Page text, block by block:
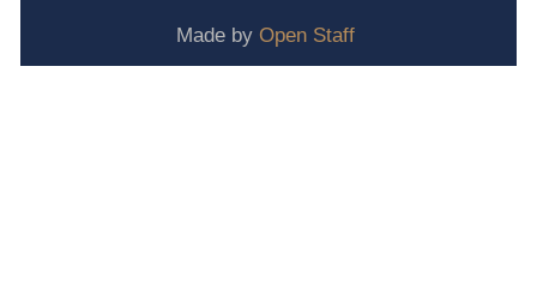
Made by Open Staff